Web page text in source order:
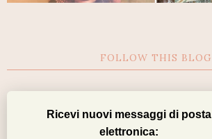
FOLLOW THIS BLOG
Ricevi nuovi messaggi di posta
elettronica: